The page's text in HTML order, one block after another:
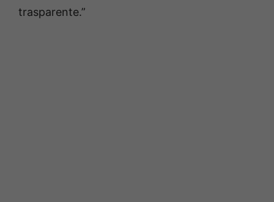
trasparente.”